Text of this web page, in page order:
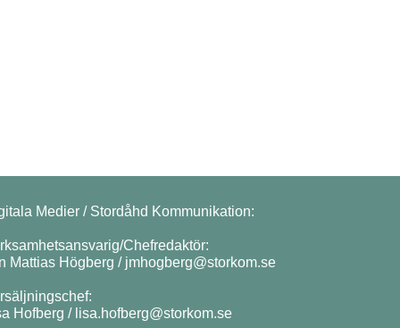
Medier / Stordåhd Kommunikation:
Chefredaktör:
Mattias Högberg / jmhogberg@storkom.se
Hofberg / lisa.hofberg@storkom.se